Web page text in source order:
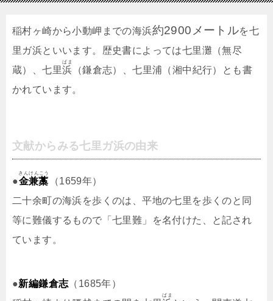
稲村ヶ崎から小動岬までの海浜約2900メートルを七
里ガ浜といいます。歴史書によっては七里灘（無尽
蔵）、七里浜
ばま
（鎌倉志）、七里浦（湘中紀行）とも書
かれています。
文献からみる七里ガ浜の由来
●金兼藁
きんけんこう
（1659年）
二十余町の海浜を歩くのは、平地の七里を歩くのと同
等に難儀するもので「七里難」を名付けた、と記され
ています。
●新編鎌倉志 （1685年）
ばま